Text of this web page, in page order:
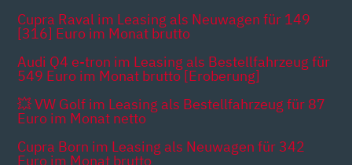
Cupra Raval im Leasing als Neuwagen für 149
[316] Euro im Monat brutto
Audi Q4 e-tron im Leasing als Bestellfahrzeug für
549 Euro im Monat brutto [Eroberung]
💥 VW Golf im Leasing als Bestellfahrzeug für 87
Euro im Monat netto
Cupra Born im Leasing als Neuwagen für 342
Euro im Monat brutto